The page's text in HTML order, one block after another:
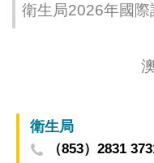
衛生局2026年國
衛生局
（853）2831